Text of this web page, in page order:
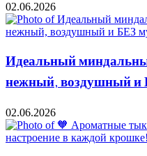
02.06.2026
Идеальный
нежный, воздушный и
02.06.2026